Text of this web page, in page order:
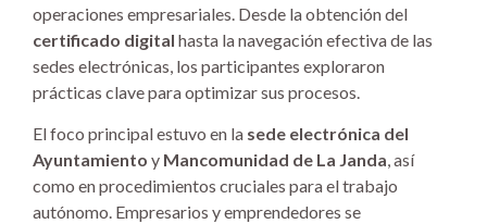
operaciones empresariales. Desde la obtención del
certificado digital hasta la navegación efectiva de las
sedes electrónicas, los participantes exploraron
prácticas clave para optimizar sus procesos.
El foco principal estuvo en la sede electrónica del
Ayuntamiento y Mancomunidad de La Janda, así
como en procedimientos cruciales para el trabajo
autónomo. Empresarios y emprendedores se